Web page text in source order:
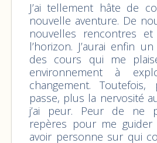
J’ai tellement hâte de
nouvelle aventure. De
nouvelles rencontres
l’horizon. J’aurai enfin
des cours qui me
environnement à
changement.
passe, plus la nervosité
j’ai peur. Peur de ne
repères pour me
avoir personne sur qui